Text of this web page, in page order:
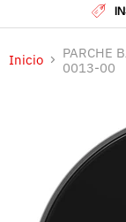
Inicio
PARCHE
0013-00